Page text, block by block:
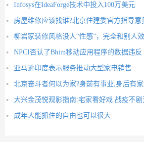
Infosys在IdeaForge技术中投入100万美元
房屋维修应该找谁?北京住建委官方指导意
柳岩家装修风格没人“性感”，完全和别人
NPCI否认了Bhim移动应用程序的数据违反
亚马逊印度表示服务推动大型家电销售
北京奋斗者何以为家?身前有事业,身后有家
大兴金茂悦观影指南:宅家看好戏 战疫不剧
成年人能抓住的自由也可以很大